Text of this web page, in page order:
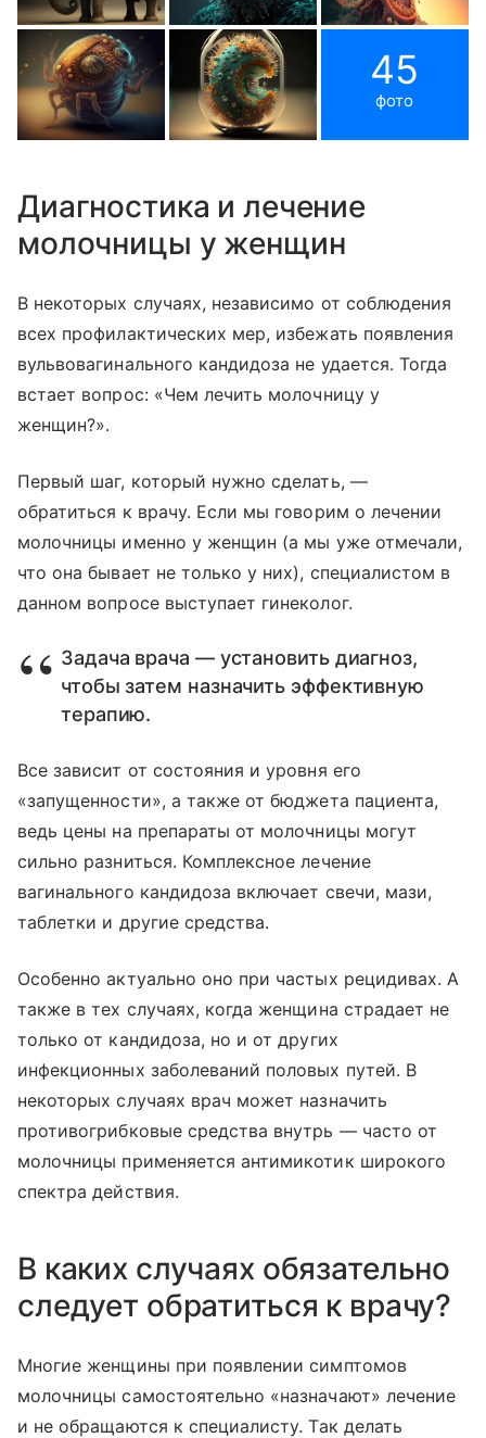
45
фото
Диагностика и лечение
молочницы у женщин
В некоторых случаях, независимо от соблюдения
всех профилактических мер, избежать появления
вульвовагинального кандидоза не удается. Тогда
встает вопрос: «Чем лечить молочницу у
женщин?».
Первый шаг, который нужно сделать, —
обратиться к врачу. Если мы говорим о лечении
молочницы именно у женщин (а мы уже отмечали,
что она бывает не только у них), специалистом в
данном вопросе выступает гинеколог.
Задача врача — установить диагноз,
чтобы затем назначить эффективную
терапию.
Все зависит от состояния и уровня его
«запущенности», а также от бюджета пациента,
ведь цены на препараты от молочницы могут
сильно разниться. Комплексное лечение
вагинального кандидоза включает свечи, мази,
таблетки и другие средства.
Особенно актуально оно при частых рецидивах. А
также в тех случаях, когда женщина страдает не
только от кандидоза, но и от других
инфекционных заболеваний половых путей. В
некоторых случаях врач может назначить
противогрибковые средства внутрь — часто от
молочницы применяется антимикотик широкого
спектра действия.
В каких случаях обязательно
следует обратиться к врачу?
Многие женщины при появлении симптомов
молочницы самостоятельно «назначают» лечение
и не обращаются к специалисту. Так делать